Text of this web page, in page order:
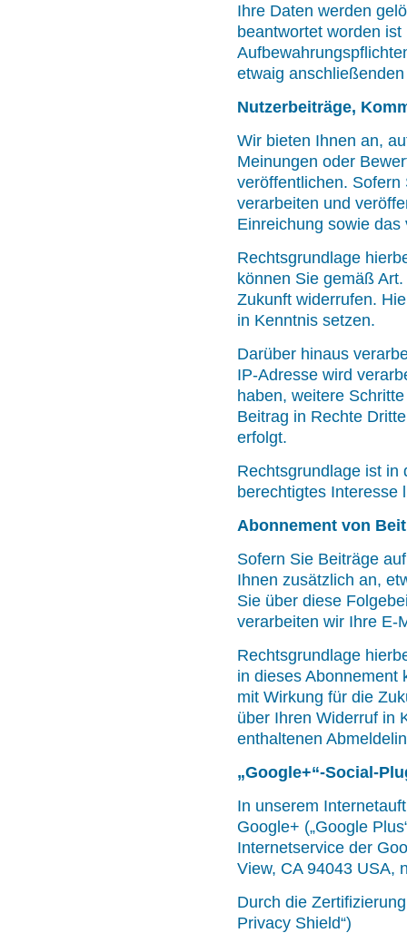
Ihre Daten werden
beantwortet worden
etwaig
Nutzerbeiträge,
Wir bieten Ihnen an,
Meinungen oder
veröffentlichen. Sofern
verarbeiten und
Einreichung sowie
Rechtsgrundlage
können Sie gemäß
Zukunft widerrufen.
in Kenntnis setzen.
Darüber hinaus
IP-Adresse wird
haben, weitere
Beitrag in Rechte
erfolgt.
Rechtsgrundlage ist in
berechtigtes Interesse
Abonnement von
Sofern Sie Beiträge
Ihnen zusätzlich an,
Sie über diese
verarbeiten wir Ihre E-
Rechtsgrundlage
in dieses Abonnement
mit Wirkung für die
über Ihren Widerruf in
enthaltenen
„Google+“-Social-
In unserem
Google+ („Google
Internetservice der
View, CA 94043 USA,
Durch die
Privacy Shield“)